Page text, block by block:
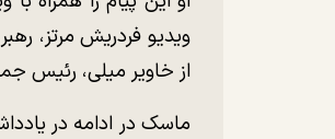
ویدیو فردریش مرتز،
از خاویر میلی، رئیس‌
ماسک در ادامه در